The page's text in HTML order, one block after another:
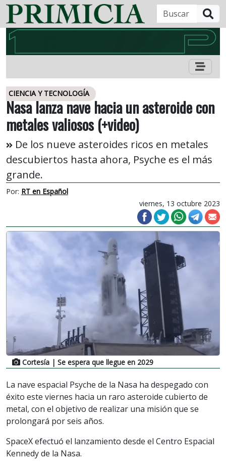
CIENCIA Y TECNOLOGÍA
Nasa lanza nave hacia un asteroide con
metales valiosos (+video)
De los nueve asteroides ricos en metales
descubiertos hasta ahora, Psyche es el más
grande.
Por: RT en Español
viernes, 13 octubre 2023
Cortesía | Se espera que llegue en 2029
La nave espacial Psyche de la Nasa ha despegado con
éxito este viernes hacia un raro asteroide cubierto de
metal, con el objetivo de realizar una misión que se
prolongará por seis años.
SpaceX efectuó el lanzamiento desde el Centro Espacial
Kennedy de la Nasa.